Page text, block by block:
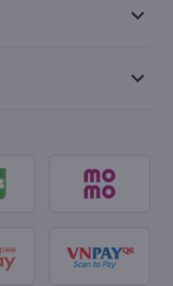
keyboard_arrow_down
keyboard_arrow_down